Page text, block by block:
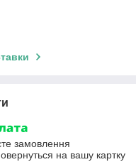
замовлення
на вашу картку